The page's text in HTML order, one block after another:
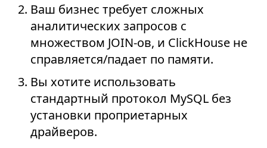
Ваш бизнес требует сложных
аналитических запросов с
множеством JOIN-ов, и ClickHouse не
справляется/падает по памяти.
Вы хотите использовать
стандартный протокол MySQL без
установки проприетарных
драйверов.